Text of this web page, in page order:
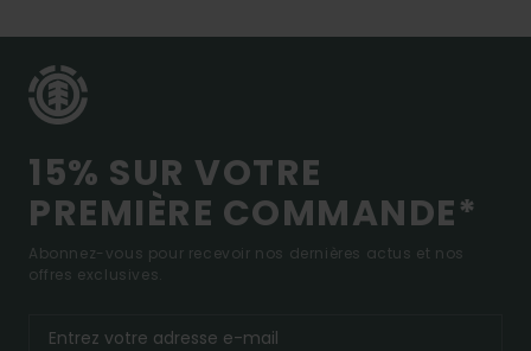
15% SUR VOTRE
PREMIÈRE COMMANDE*
Abonnez-vous pour recevoir nos dernières actus et nos
offres exclusives.